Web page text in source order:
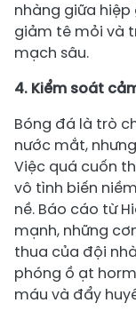
nhàng giữa
giảm tê mỏi và
mạch sâu.
4. Kiểm soát
Bóng đá là trò
nước mắt,
Việc quá cuốn
vô tình biến
nề. Báo cáo từ
mạnh, những
thua của đội
phóng ồ ạt
máu và đẩy